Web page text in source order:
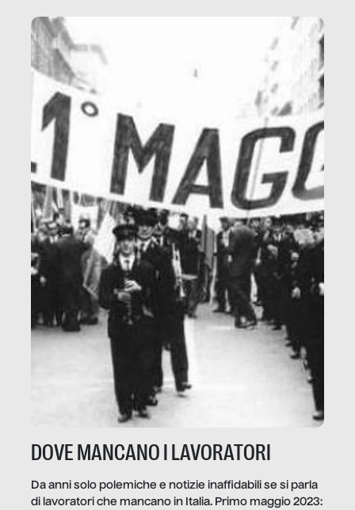
DOVE MANCANO I LAVORATORI
Da anni solo polemiche e notizie inaffidabili se si parla
di lavoratori che mancano in Italia. Primo maggio 2023: